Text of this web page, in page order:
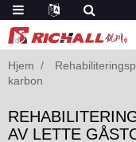
Hjem
karbon
AV LETTE